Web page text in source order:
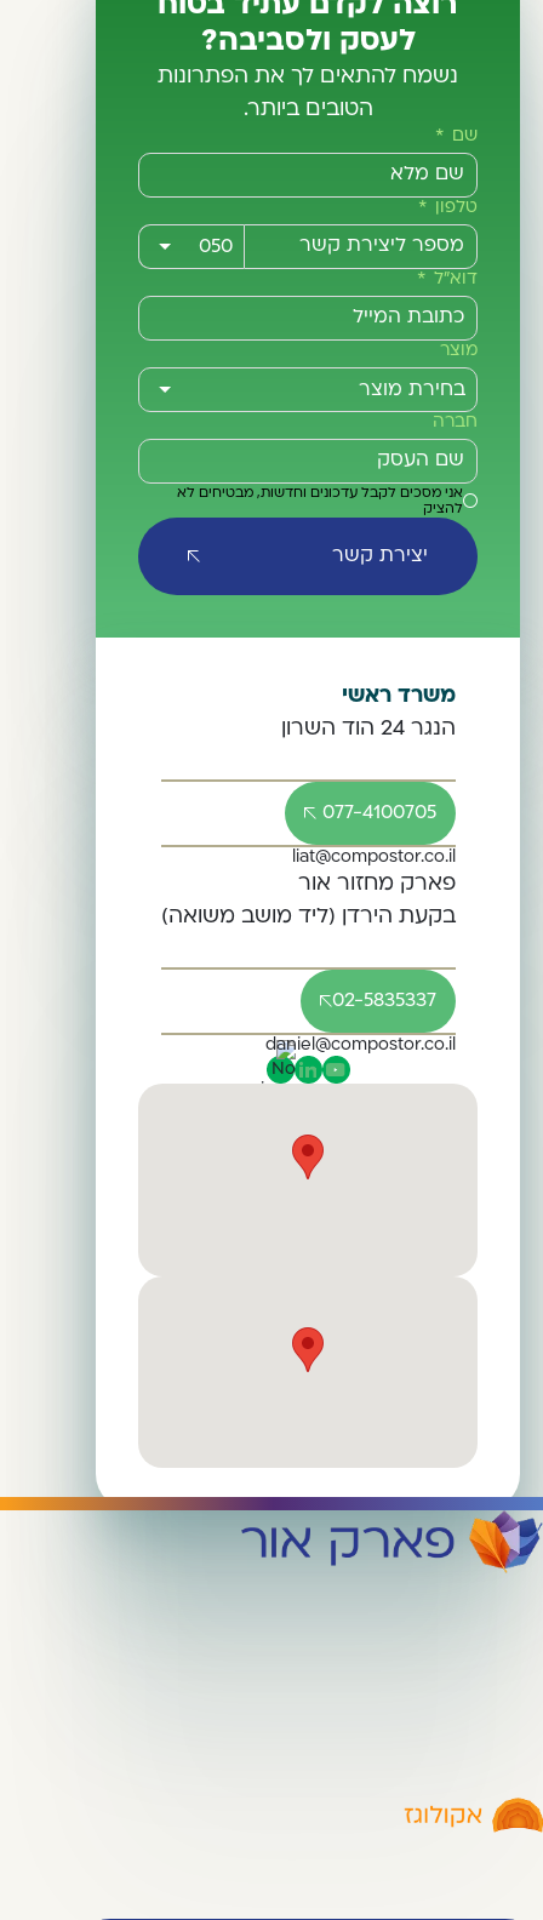
רוצה לקדם עתיד בטוח
לעסק ולסביבה?
נשמח להתאים לך את הפתרונות
הטובים ביותר.
שם
טלפון
דוא"ל
מוצר
חברה
אני מסכים לקבל עדכונים וחדשות, מבטיחים לא
להציק
יצירת קשר
משרד ראשי
הנגר 24 הוד השרון
077-4100705
liat@compostor.co.il
פארק מחזור אור
בקעת הירדן (ליד מושב משואה)
02-5835337
daniel@compostor.co.il